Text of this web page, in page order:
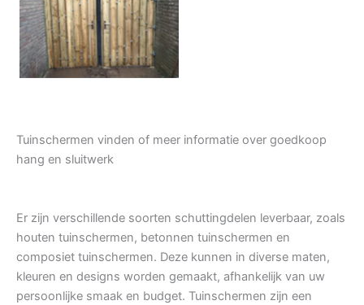
Tuindeur grenen
Tuinschermen vinden of meer informatie over goedkoop
hang en sluitwerk
Er zijn verschillende soorten schuttingdelen leverbaar, zoals
houten tuinschermen, betonnen tuinschermen en
composiet tuinschermen. Deze kunnen in diverse maten,
kleuren en designs worden gemaakt, afhankelijk van uw
persoonlijke smaak en budget. Tuinschermen zijn een